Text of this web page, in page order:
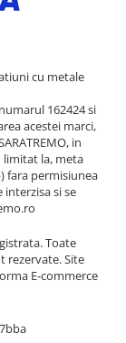
cu metale
162424 si
acestei marci,
in
limitat la, meta
fara permisiunea
interzisa si se
Toate
rezervate. Site
E-commerce